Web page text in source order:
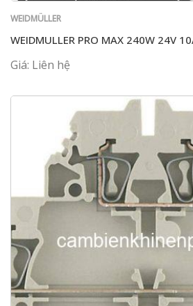
WEIDMÜLLER
WEIDMULLER PRO MAX 240W 24V
Giá: Liên hệ